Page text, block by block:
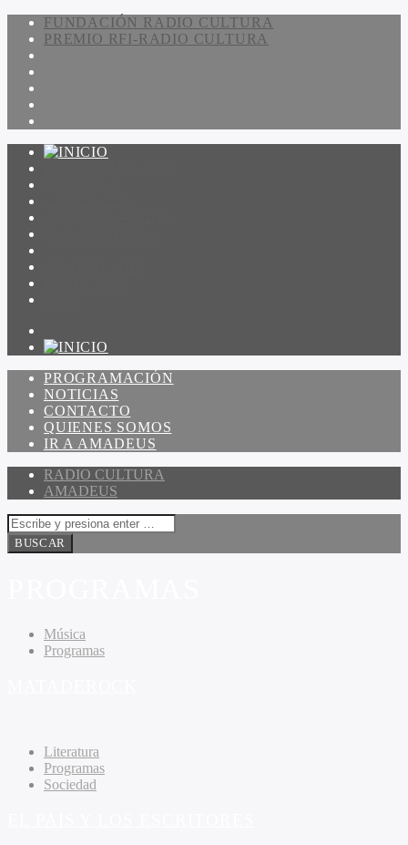
FUNDACIÓN RADIO CULTURA
PREMIO RFI-RADIO CULTURA
PROGRAMACIÓN
NOTICIAS
CONTACTO
QUIENES SOMOS
IR A AMADEUS
RADIO CULTURA
AMADEUS
Música
Programas
Literatura
Programas
Sociedad